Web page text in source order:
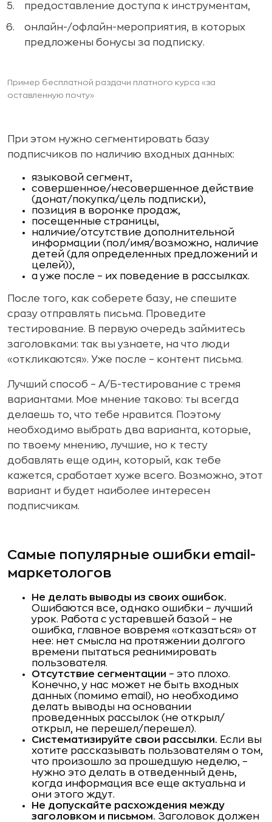
предоставление доступа к инструментам,
онлайн-/офлайн-мероприятия, в которых
предложены бонусы за подписку.
Пример бесплатной раздачи платного курса «за
оставленную почту»
При этом нужно сегментировать базу
подписчиков по наличию входных данных:
языковой сегмент,
совершенное/несовершенное действие
(донат/покупка/цель подписки),
позиция в воронке продаж,
посещенные страницы,
наличие/отсутствие дополнительной
информации (пол/имя/возможно, наличие
детей (для определенных предложений и
целей)),
а уже после – их поведение в рассылках.
После того, как соберете базу, не спешите
сразу отправлять письма. Проведите
тестирование. В первую очередь займитесь
заголовками: так вы узнаете, на что люди
«откликаются». Уже после – контент письма.
Лучший способ – А/Б-тестирование с тремя
вариантами. Мое мнение таково: ты всегда
делаешь то, что тебе нравится. Поэтому
необходимо выбрать два варианта, которые,
по твоему мнению, лучшие, но к тесту
добавлять еще один, который, как тебе
кажется, сработает хуже всего. Возможно, этот
вариант и будет наиболее интересен
подписчикам.
Самые популярные ошибки email-
маркетологов
Не делать выводы из своих ошибок.
Ошибаются все, однако ошибки – лучший
урок. Работа с устаревшей базой – не
ошибка, главное вовремя «отказаться» от
нее: нет смысла на протяжении долгого
времени пытаться реанимировать
пользователя.
Отсутствие сегментации – это плохо.
Конечно, у нас может не быть входных
данных (помимо email), но необходимо
делать выводы на основании
проведенных рассылок (не открыл/
открыл, не перешел/перешел).
Систематизируйте свои рассылки. Если вы
хотите рассказывать пользователям о том,
что произошло за прошедшую неделю, –
нужно это делать в отведенный день,
когда информация все еще актуальна и
они этого ждут.
Не допускайте расхождения между
заголовком и письмом. Заголовок должен